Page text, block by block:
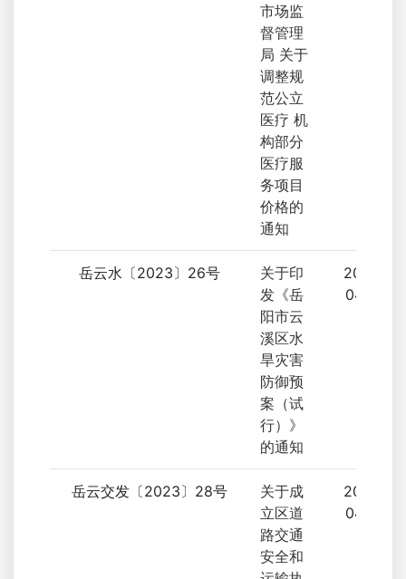
市场监
督管理
局 关于
调整规
范公立
医疗 机
构部分
医疗服
务项目
价格的
通知
岳云水〔2023〕26号
关于印
发《岳
阳市云
溪区水
旱灾害
防御预
案（试
行）》
的通知
2023-
04-13
岳云交发〔2023〕28号
关于成
立区道
路交通
安全和
2023-
04-12